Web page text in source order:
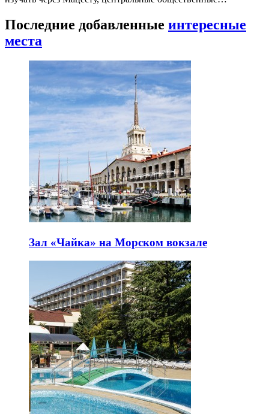
Последние добавленные интересные
места
Зал «Чайка» на Морском вокзале